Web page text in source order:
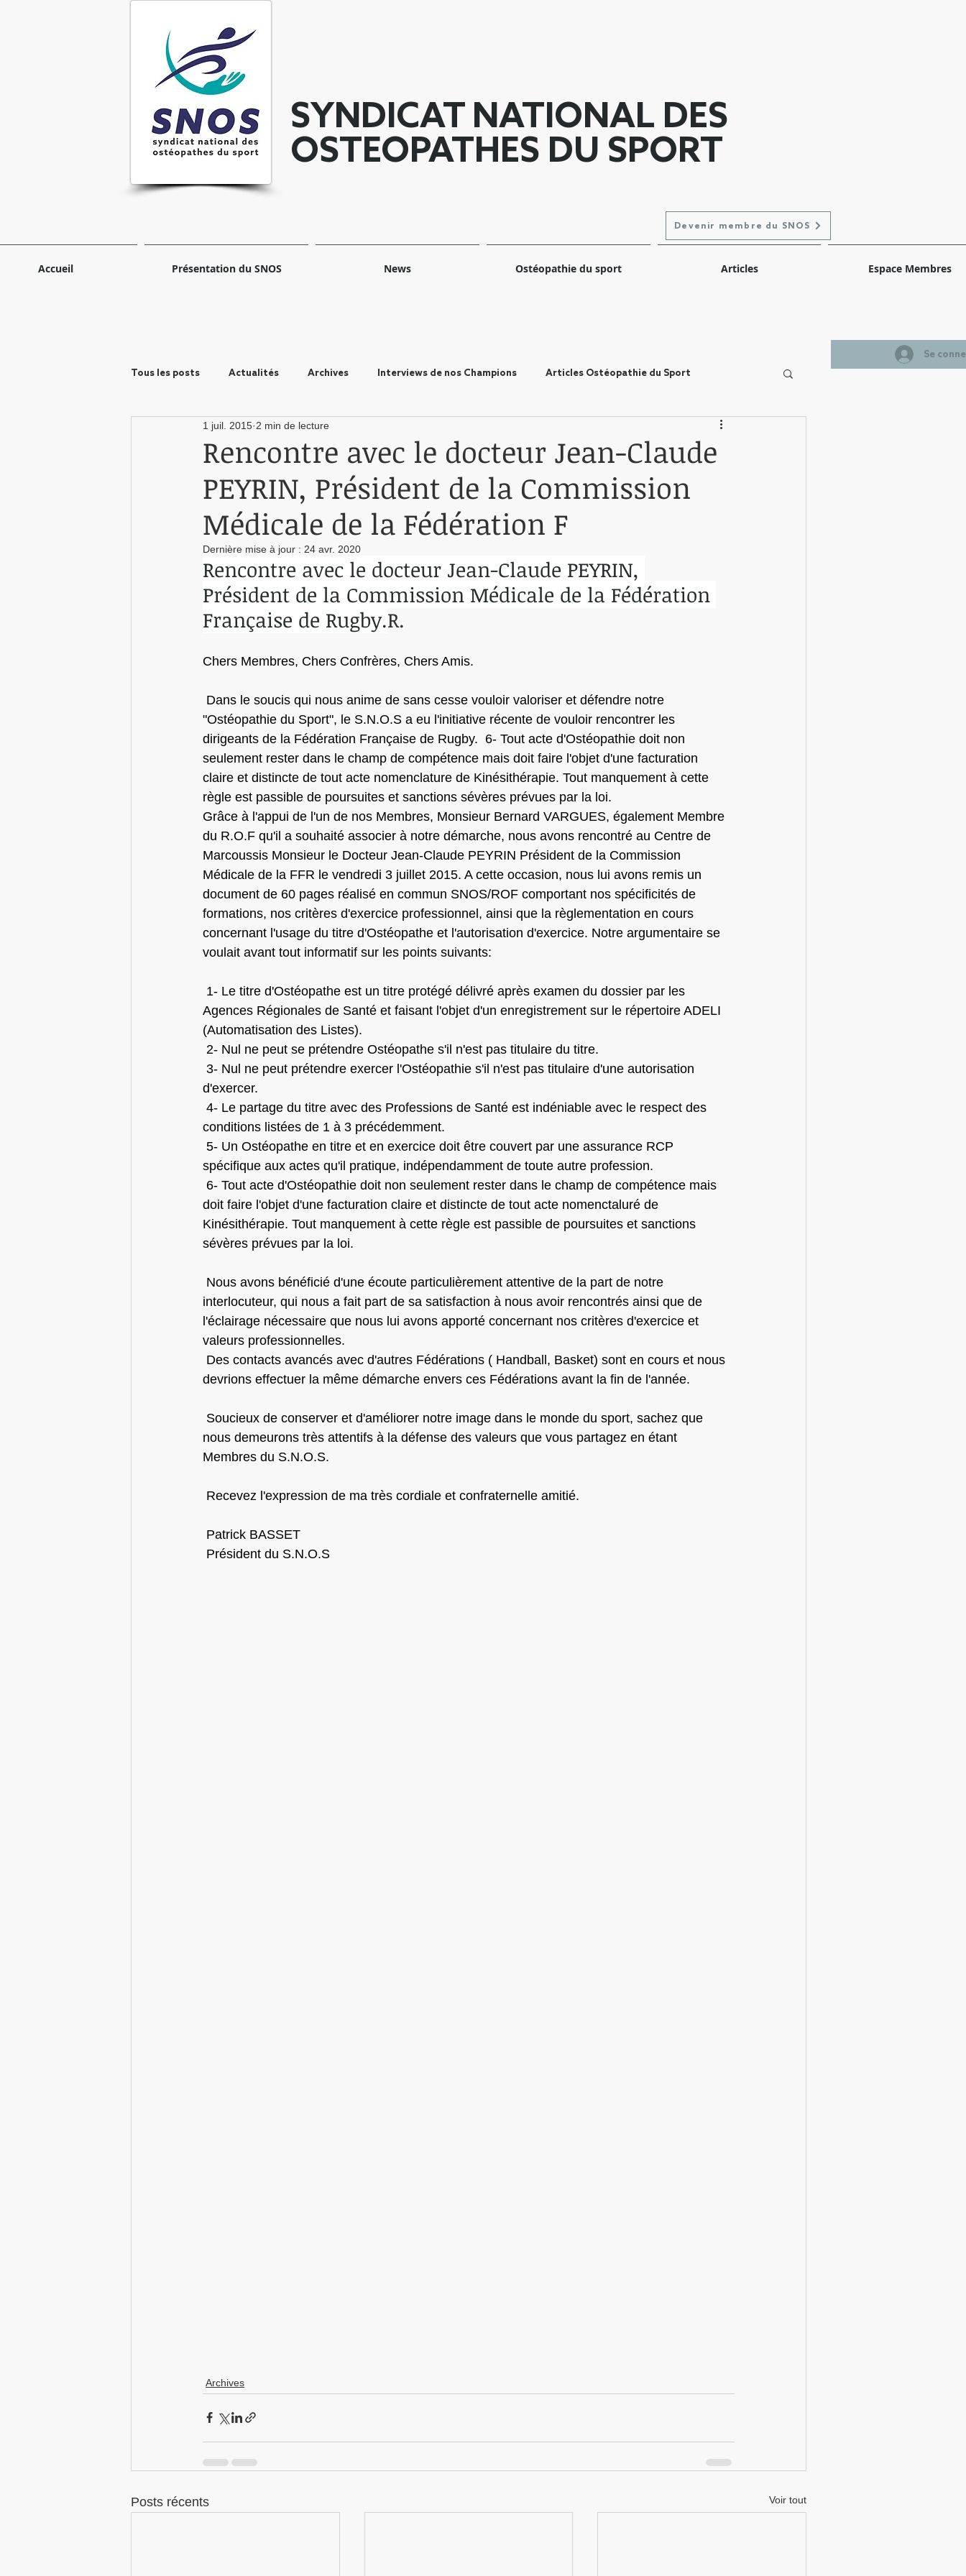
SYNDICAT NATIONAL DES
OSTEOPATHES DU SPORT
Devenir membre du SNOS
Accueil Présentation du SNOS News Ostéopathie du sport Articles Espace Membres
Tous les posts Actualités Archives Interviews de nos Champions Articles Ostéopathie du Sport
Prix Wanono Formation
Rencontre avec le docteur Jean-Claude
PEYRIN, Président de la Commission
Médicale de la Fédération F
1 juil. 2015 2 min de lecture
Dernière mise à jour : 24 avr. 2020
Rencontre avec le docteur Jean-Claude PEYRIN,
Président de la Commission Médicale de la Fédération
Française de Rugby.R.
Chers Membres, Chers Confrères, Chers Amis.
Dans le soucis qui nous anime de sans cesse vouloir valoriser et défendre notre
"Ostéopathie du Sport", le S.N.O.S a eu l'initiative récente de vouloir rencontrer les
dirigeants de la Fédération Française de Rugby.  6- Tout acte d'Ostéopathie doit non
seulement rester dans le champ de compétence mais doit faire l'objet d'une facturation
claire et distincte de tout acte nomenclature de Kinésithérapie. Tout manquement à cette
règle est passible de poursuites et sanctions sévères prévues par la loi.
Grâce à l'appui de l'un de nos Membres, Monsieur Bernard VARGUES, également Membre
du R.O.F qu'il a souhaité associer à notre démarche, nous avons rencontré au Centre de
Marcoussis Monsieur le Docteur Jean-Claude PEYRIN Président de la Commission
Médicale de la FFR le vendredi 3 juillet 2015. A cette occasion, nous lui avons remis un
document de 60 pages réalisé en commun SNOS/ROF comportant nos spécificités de
formations, nos critères d'exercice professionnel, ainsi que la règlementation en cours
concernant l'usage du titre d'Ostéopathe et l'autorisation d'exercice. Notre argumentaire se
voulait avant tout informatif sur les points suivants:
1- Le titre d'Ostéopathe est un titre protégé délivré après examen du dossier par les
Agences Régionales de Santé et faisant l'objet d'un enregistrement sur le répertoire ADELI
(Automatisation des Listes).
2- Nul ne peut se prétendre Ostéopathe s'il n'est pas titulaire du titre.
d'exercer.
conditions listées de 1 à 3 précédemment.
spécifique aux actes qu'il pratique, indépendamment de toute autre profession.
doit faire l'objet d'une facturation claire et distincte de tout acte nomenctaluré de
Kinésithérapie. Tout manquement à cette règle est passible de poursuites et sanctions
sévères prévues par la loi.
interlocuteur, qui nous a fait part de sa satisfaction à nous avoir rencontrés ainsi que de
l'éclairage nécessaire que nous lui avons apporté concernant nos critères d'exercice et
valeurs professionnelles.
devrions effectuer la même démarche envers ces Fédérations avant la fin de l'année.
nous demeurons très attentifs à la défense des valeurs que vous partagez en étant
Membres du S.N.O.S.
Recevez l'expression de ma très cordiale et confraternelle amitié.
Patrick BASSET
Président du S.N.O.S
Archives
Posts récents Voir tout
Se